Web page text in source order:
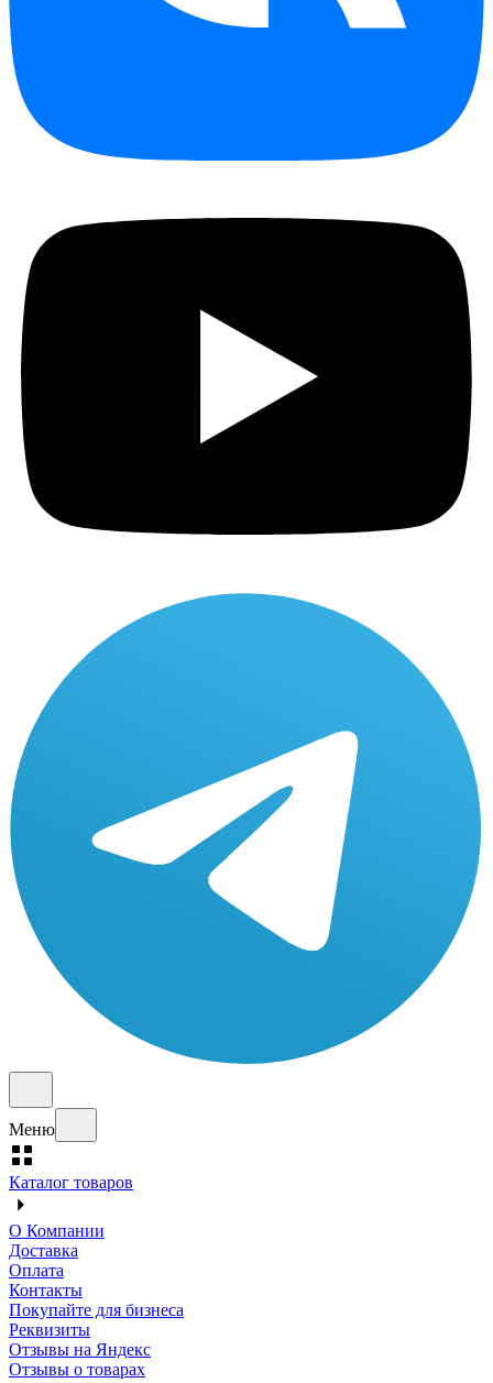
Меню
Каталог товаров
О Компании
Доставка
Оплата
Контакты
Покупайте для бизнеса
Реквизиты
Отзывы на Яндекс
Отзывы о товарах